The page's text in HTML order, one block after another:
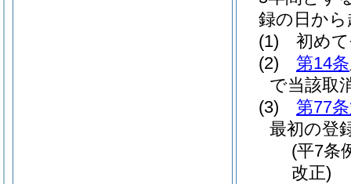
録の日か
(1)
初め
(2)
第14条
で当該取
(3)
第77
最初の登
(平7条
改正)